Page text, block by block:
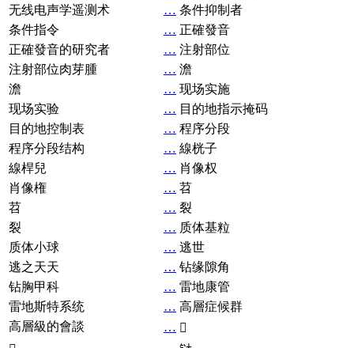
无线电声学遥测术
… 条件抑制者
条件指令
… 正確發音
正確發音的研究者
… 注射部位
注射部位肉芽腫
… 澹
澹
… 现场实施
现场实验
… 目的地指示掩码
目的地控制表
… 程序分段
程序分段结构
… 線桄子
線桿兒
… 肖像权
肖像権
… 苕
苕
… 裂
裂
… 质体基粒
质体小球
… 逃世
逃之天天
… 钻缘隙角
钻胸甲科
… 雷地康管
雷地斯特系统
… 高層症候群
高層級的會談
… 𧘞